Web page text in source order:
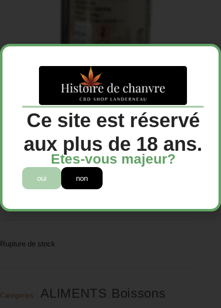
Bière artisanale locale au chanvre
et CBD
Bière artisanale locale au chanvre et CBD
Rupture de stock
Catégories :ALIMENTS , Boissons
Ce site est réservé
aux plus de 18 ans.
Etes-vous majeur?
oui non